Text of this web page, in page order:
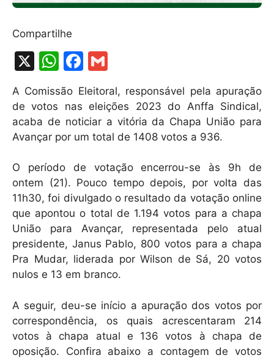
Compartilhe
X
W
h
at
s
A
p
p
F
a
c
e
b
o
o
k
m
ai
l
A Comissão Eleitoral, responsável pela apuração
de votos nas eleições 2023 do Anffa Sindical,
acaba de noticiar a vitória da Chapa União para
Avançar por um total de 1408 votos a 936.
O período de votação encerrou-se às 9h de
ontem (21). Pouco tempo depois, por volta das
11h30, foi divulgado o resultado da votação online
que apontou o total de 1.194 votos para a chapa
União para Avançar, representada pelo atual
presidente, Janus Pablo, 800 votos para a chapa
Pra Mudar, liderada por Wilson de Sá, 20 votos
nulos e 13 em branco.
A seguir, deu-se início a apuração dos votos por
correspondência, os quais acrescentaram 214
votos à chapa atual e 136 votos à chapa de
oposição. Confira abaixo a contagem de votos